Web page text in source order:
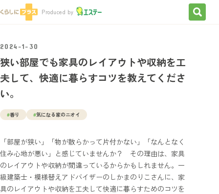
Produced by 検索を
2024-1-30
狭い部屋でも家具のレイアウトや収納を工
夫して、快適に暮らすコツを教えてくださ
い。
#香り #気になる家のニオイ
「部屋が狭い」「物が散らかって片付かない」「なんとなく
住み心地が悪い」と感じていませんか？ その理由は、家具
のレイアウトや収納が間違っているからかもしれません。一
級建築士・模様替えアドバイザーのしかまのりこさんに、家
具のレイアウトや収納を工夫して快適に暮らすためのコツを